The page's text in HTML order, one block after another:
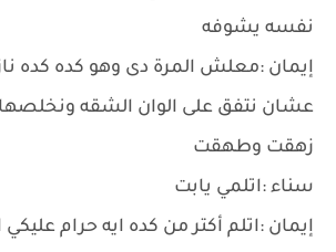
نفسه يشوفه
إيمان :معلش المرة دى وهو كده كده
عشان نتفق على الوان الشقه
زهقت وطهقت
سناء :اتلمي يابت
إيمان :اتلم أكتر من كده ايه حرام عليكي